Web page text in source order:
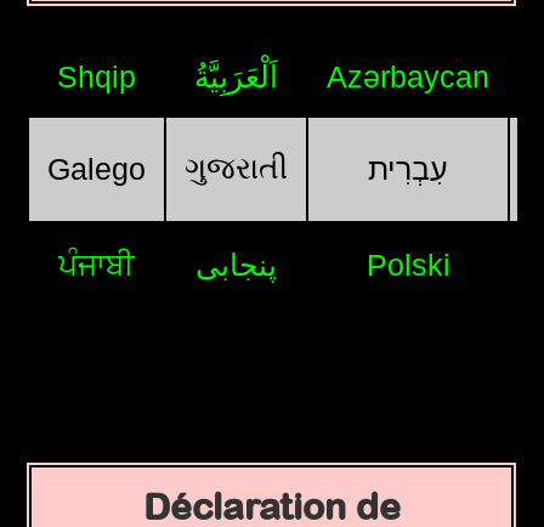
Shqip اَلْعَرَبِيَّةُ Azərbaycan
Galego ગુજરાતી עִבְרִית
ਪੰਜਾਬੀ پنجابی Polski
Déclaration de